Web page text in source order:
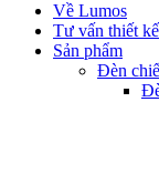
Về Lumos
Tư vấn thiết kế
Sản phẩm
Đèn